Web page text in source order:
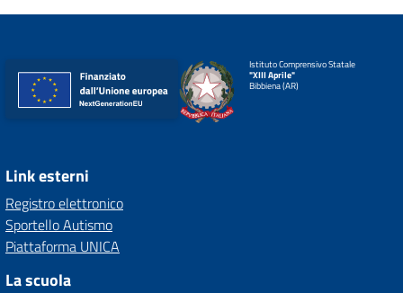
Istituto Comprensivo Statale
"XIII Aprile"
Bibbiena (AR)
Link esterni
Registro elettronico
Sportello Autismo
Piattaforma UNICA
La scuola